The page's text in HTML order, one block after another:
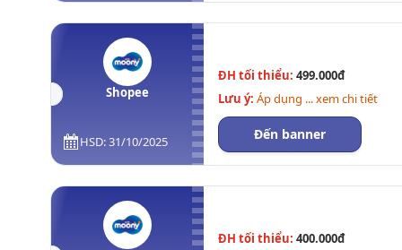
Shopee
HSD: 31/10/2025
ĐH tối thiểu: 499.000đ
Lưu ý: Áp dụng ... xem chi tiết
Đến banner
ĐH tối thiểu: 400.000đ